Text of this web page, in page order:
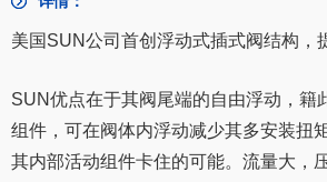
美国SUN公司首创浮动式插式阀结构，
SUN优点在于其阀尾端的自由浮动，籍
组件，可在阀体内浮动减少其多安装扭
其内部活动组件卡住的可能。流量大，